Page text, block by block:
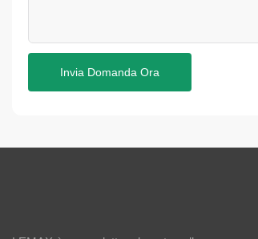
Invia Domanda Ora